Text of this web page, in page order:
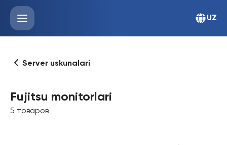
UZ
Server uskunalari
Fujitsu monitorlari
5 товаров